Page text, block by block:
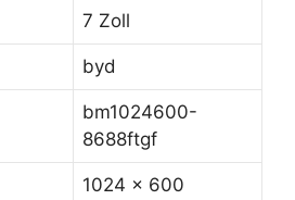
7 Zoll
byd
bm1024600-
8688ftgf
1024 x 600